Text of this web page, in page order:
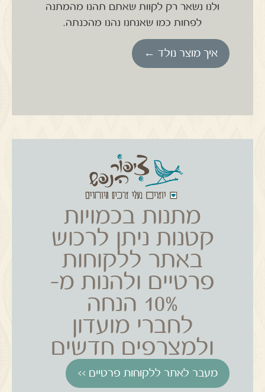
ולנו נשאר רק לקוות שאתם תהנו מהמתנה
לפחות כמו שאנחנו נהנו מהכנתה.
איך מוצר נולד ←
מתנות בכמויות
קטנות ניתן לרכוש
באתר ללקוחות
פרטיים ולהנות מ-
10% הנחה
לחברי מועדון
ולמצרפים חדשים
מעבר לאתר ללקוחות פרטיים >>